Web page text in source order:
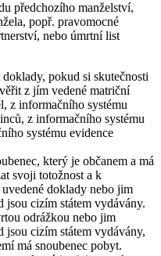
předchozího manželství,
popř. pravomocné
nebo úmrtní list
pokud si skutečnosti
z jím vedené matriční
z informačního systému
z informačního systému
systému evidence
který je občanem a má
svoji totožnost a k
doklady nebo jim
cizím státem vydávány.
odrážkou nebo jim
cizím státem vydávány,
má snoubenec pobyt.